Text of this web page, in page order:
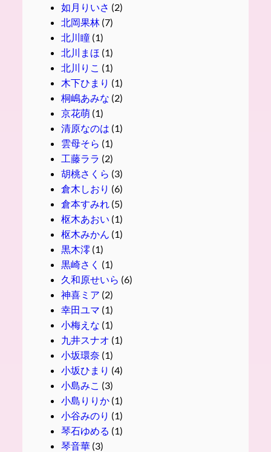
如月りいさ (2)
北岡果林 (7)
北川瞳(1)
北川まほ (1)
北川りこ (1)
木下ひまり (1)
桐嶋あみな (2)
京花萌(1)
清原なのは (1)
雲母そら (1)
工藤ララ (2)
胡桃さくら (3)
倉木しおり (6)
倉本すみれ (5)
枢木あおい (1)
枢木みかん (1)
黒木澪 (1)
黒崎さく (1)
久和原せいら (6)
神喜ミア (2)
幸田ユマ (1)
小梅えな (1)
九井スナオ (1)
小坂環奈 (1)
小坂ひまり (4)
小島みこ (3)
小島りりか(1)
小谷みのり (1)
琴石ゆめる (1)
琴音華(3)